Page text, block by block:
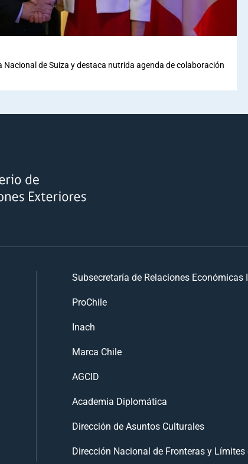
Nacional de Suiza y destaca nutrida agenda de colaboración
Subsecretaría de Relaciones Económicas
ProChile
Inach
Marca Chile
AGCID
Academia Diplomática
Dirección de Asuntos Culturales
Dirección Nacional de Fronteras y Límites